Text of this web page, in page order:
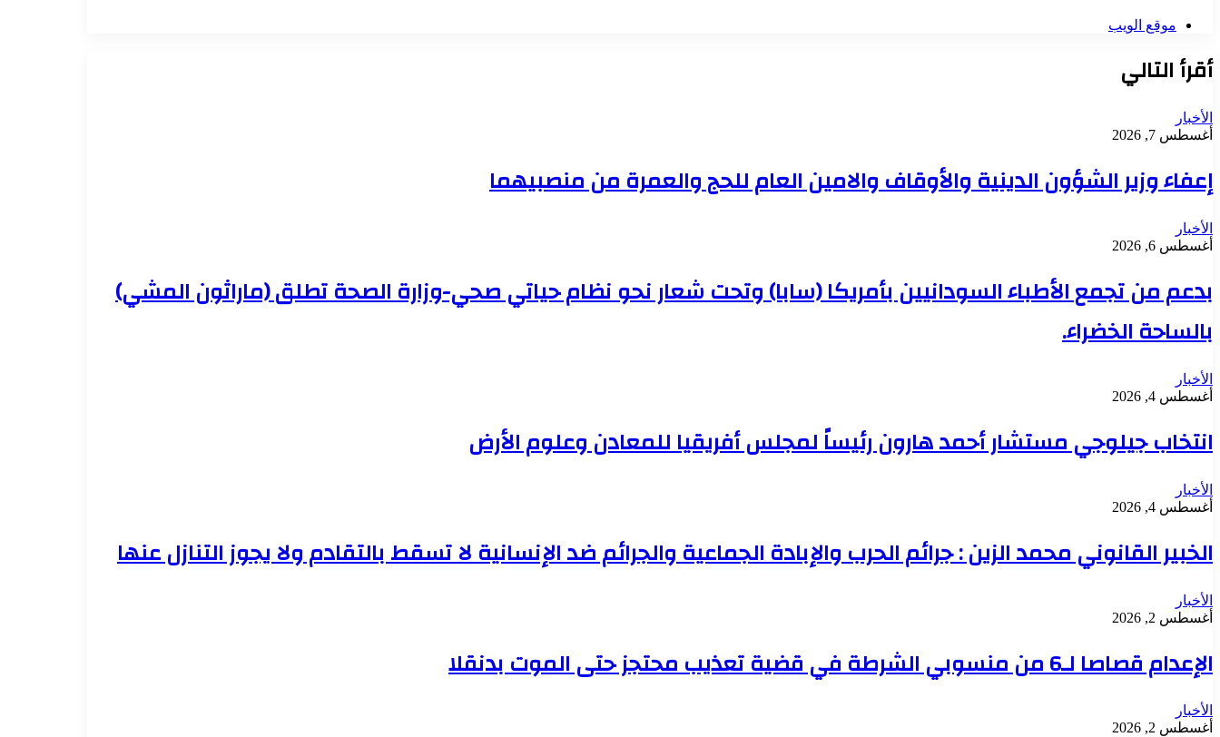
موقع الويب
أقرأ التالي
الأخبار
أغسطس 7, 2026
إعفاء وزير الشؤون الدينية والأوقاف والامين العام للحج والعمرة من منصبيهما
الأخبار
أغسطس 6, 2026
بدعم من تجمع الأطباء السودانيين بأمريكا (سابا) وتحت شعار نحو نظام حياتي صحي-وزارة الصحة تطلق (ماراثون المشي)
بالساحة الخضراء.
الأخبار
أغسطس 4, 2026
انتخاب جيلوجي مستشار أحمد هارون رئيساً لمجلس أفريقيا للمعادن وعلوم الأرض
الأخبار
أغسطس 4, 2026
الخبير القانوني محمد الزين : جرائم الحرب والإبادة الجماعية والجرائم ضد الإنسانية لا تسقط بالتقادم ولا يجوز التنازل عنها
الأخبار
أغسطس 2, 2026
الإعدام قصاصا لـ6 من منسوبي الشرطة في قضية تعذيب محتجز حتى الموت بدنقلا
الأخبار
أغسطس 2, 2026